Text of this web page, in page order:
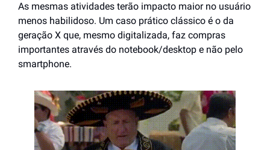
As mesmas atividades terão impacto maior no usuário
menos habilidoso. Um caso prático clássico é o da
geração X que, mesmo digitalizada, faz compras
importantes através do notebook/desktop e não pelo
smartphone.